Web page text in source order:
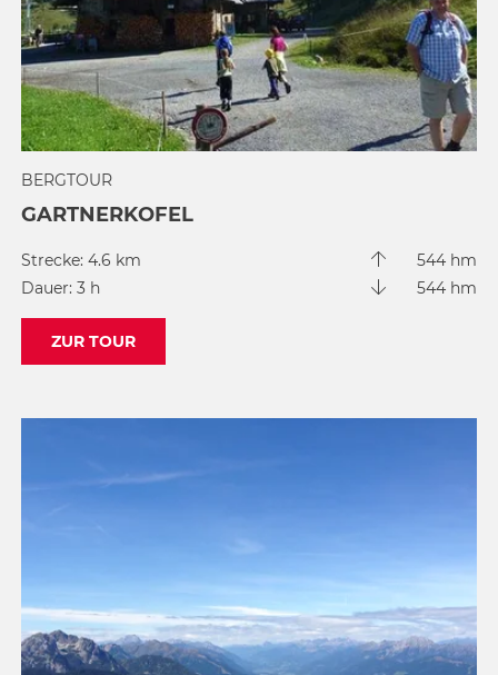
BERGTOUR
GARTNERKOFEL
Strecke: 4.6 km
544 hm
Dauer: 3 h
544 hm
ZUR TOUR